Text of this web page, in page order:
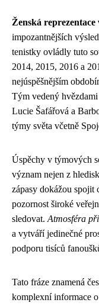
Ženská reprezentace
impozantnějších
tenistky ovládly tuto
2014, 2015, 2016 a
nejúspěšnějším
Tým vedený
Lucie Šafářová a
týmy světa včetně
Úspěchy v týmových
význam nejen z
zápasy dokážou spojit
pozornost široké
sledovat. Atmosféra
a vytváří jedinečné
podporu tisíců
Tato fráze znamená
komplexní informace